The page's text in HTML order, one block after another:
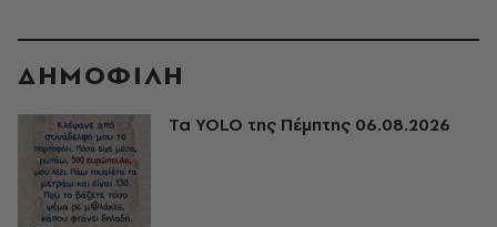
ΔΗΜΟΦΙΛΗ
Τα YOLO της Πέμπτης 06.08.2026